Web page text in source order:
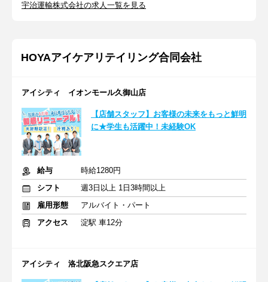
宇治運輸株式会社の求人一覧を見る
HOYAアイケアリテイリング合同会社
アイシティ イオンモール久御山店
【店舗スタッフ】お客様の未来をもっと鮮明
に★学生も活躍中！未経験OK
給与
時給1280円
シフト
週3日以上 1日3時間以上
雇用形態
アルバイト・パート
アクセス
淀駅 車12分
アイシティ 洛北阪急スクエア店